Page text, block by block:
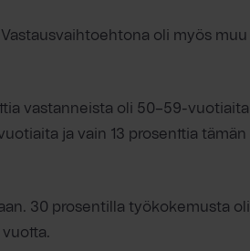
oli myös muu
vastanneista oli 50–59-vuotiaita
ja vain 13 prosenttia tämän
30 prosentilla työkokemusta oli
vuotta.